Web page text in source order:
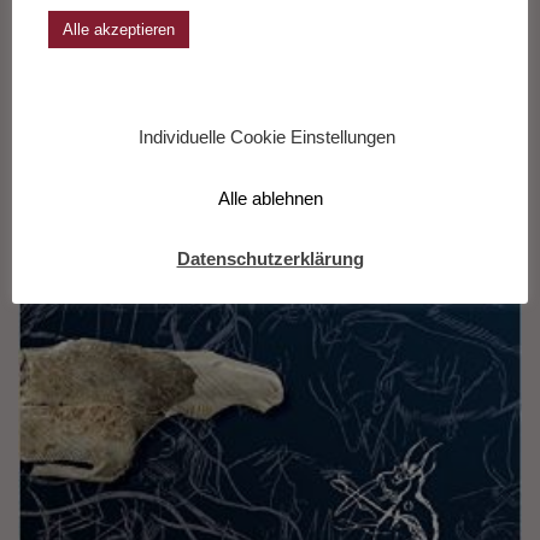
im Paradies
Alle akzeptieren
Individuelle Cookie Einstellungen
Alle ablehnen
Datenschutzerklärung